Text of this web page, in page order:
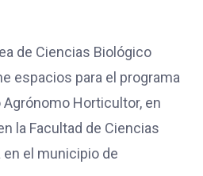
de Ciencias Biológico
espacios para el programa
Horticultor, en
la Facultad de Ciencias
el municipio de